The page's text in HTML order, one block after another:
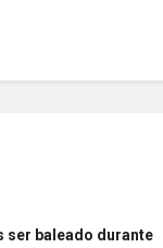
ser baleado durante